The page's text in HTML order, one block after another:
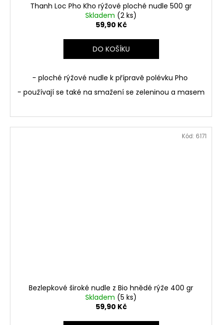
Thanh Loc Pho Kho rýžové ploché nudle 500 gr
Skladem (2 ks)
59,90 Kč
DO KOŠÍKU
- ploché rýžové nudle k přípravě polévku Pho
- používají se také na smažení se zeleninou a masem
Bezlepkové široké nudle z Bio hnědé rýže 400 gr
Skladem (5 ks)
59,90 Kč
Kód: 6171